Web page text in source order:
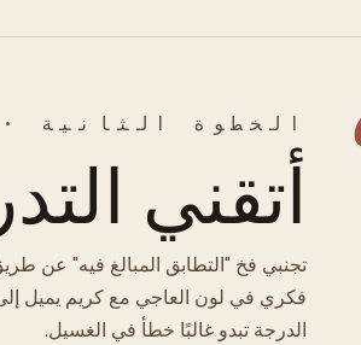
الخطوة الثانية
أتقني
تجنبي فخ "التطابق المبالغ فيه" عن
فكري في لون العاجي مع كريم يميل إلى
الدرجة تبدو غالبًا خطأ في الغسيل.